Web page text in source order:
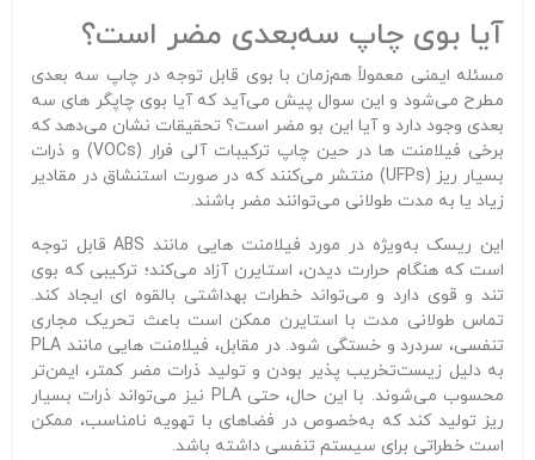
آیا بوی چاپ سه‌بعدی مضر است؟
مسئله ایمنی معمولاً هم‌زمان با بوی قابل توجه در چاپ سه‌ بعدی
مطرح می‌شود و این سوال پیش می‌آید که آیا بوی چاپگر های سه‌
بعدی وجود دارد و آیا این بو مضر است؟ تحقیقات نشان می‌دهد که
برخی فیلامنت‌ ها در حین چاپ ترکیبات آلی فرار (VOCs) و ذرات
بسیار ریز (UFPs) منتشر می‌کنند که در صورت استنشاق در مقادیر
زیاد یا به مدت طولانی می‌توانند مضر باشند.
این ریسک به‌ویژه در مورد فیلامنت‌ هایی مانند ABS قابل توجه
است که هنگام حرارت‌ دیدن، استایرن آزاد می‌کند؛ ترکیبی که بوی
تند و قوی دارد و می‌تواند خطرات بهداشتی بالقوه‌ ای ایجاد کند.
تماس طولانی‌ مدت با استایرن ممکن است باعث تحریک مجاری
تنفسی، سردرد و خستگی شود. در مقابل، فیلامنت‌ هایی مانند PLA
به دلیل زیست‌تخریب‌ پذیر بودن و تولید ذرات مضر کمتر، ایمن‌تر
محسوب می‌شوند. با این حال، حتی PLA نیز می‌تواند ذرات بسیار
ریز تولید کند که به‌خصوص در فضاهای با تهویه نامناسب، ممکن
است خطراتی برای سیستم تنفسی داشته باشد.